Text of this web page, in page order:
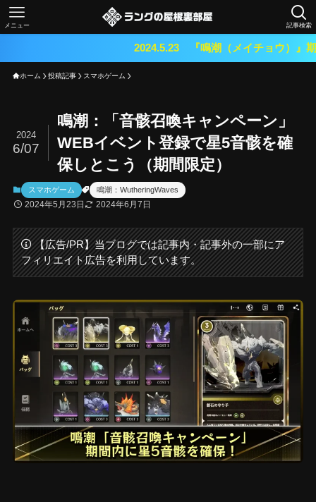
記事検索
メニュー
2024.5.23 『鳴潮（メイチョウ）』期待のオープンワ
ホーム 投稿記事 スマホゲーム
鳴潮：「音骸召喚キャンペーン」
WEBイベント登録で星5音骸を確
保しとこう（期間限定）
2024
6/07
スマホゲーム 鳴潮：WutheringWaves
2024年5月23日 2024年6月7日
【広告/PR】当ブログでは記事内・記事外の一部にア
フィリエイト広告を利用しています。